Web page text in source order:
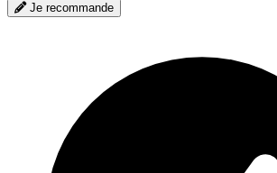
Je recommande